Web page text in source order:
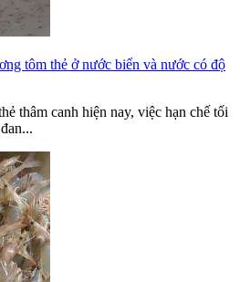
tôm thẻ ở nước biển và nước có độ
thâm canh hiện nay, việc hạn chế tối